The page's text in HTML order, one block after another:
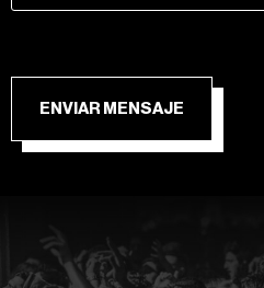
ENVIAR MENSAJE